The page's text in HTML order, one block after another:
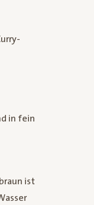
in fein
ist